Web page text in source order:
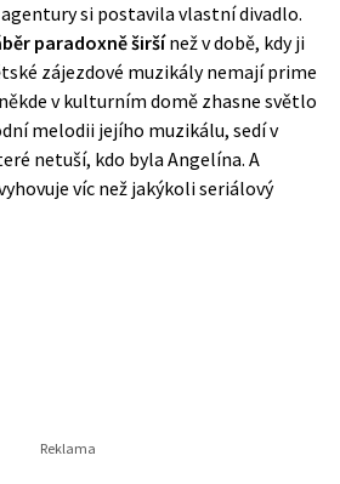
si postavila vlastní divadlo.
paradoxně širšínež v době, kdy ji
zájezdové muzikály nemají prime
v kulturním domě zhasne světlo
melodii jejího muzikálu, sedí v
netuší, kdo byla Angelína. A
víc než jakýkoli seriálový